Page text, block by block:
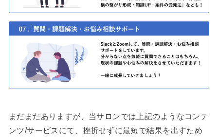
まだまだありますが、当サロンでは上記のようなコンテ
ンツ/サービスにて、挫折せずに最短で結果を出すため